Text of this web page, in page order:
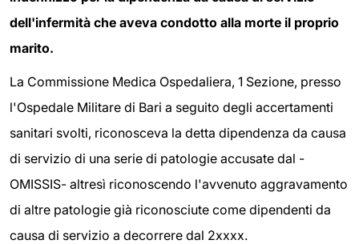
dell'infermità che aveva condotto alla morte il proprio
marito.
La Commissione Medica Ospedaliera, 1 Sezione, presso
l'Ospedale Militare di Bari a seguito degli accertamenti
sanitari svolti, riconosceva la detta dipendenza da causa
di servizio di una serie di patologie accusate dal -
OMISSIS- altresì riconoscendo l'avvenuto aggravamento
di altre patologie già riconosciute come dipendenti da
causa di servizio a decorrere dal 2xxxx.